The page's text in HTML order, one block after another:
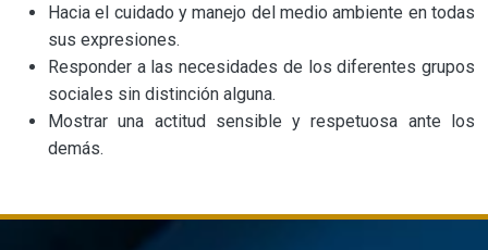
Hacia el cuidado y manejo del medio ambiente en todas
sus expresiones.
Responder a las necesidades de los diferentes grupos
sociales sin distinción alguna.
Mostrar una actitud sensible y respetuosa ante los
demás.